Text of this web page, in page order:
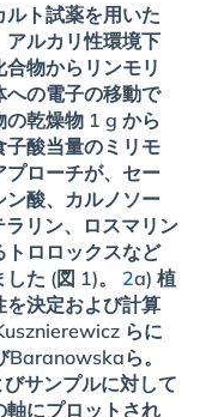
ト試薬を用いた
ルカリ性環境下
物からリンモリ
への電子の移動で
乾燥物 1 g から
酸当量のミリモ
プローチが、セー
ン酸、カルノソー
リン、ロスマリン
トロロックスなど
た (図 1)。 2a) 植
決定および計算
らに
Baranowskaら。
サンプルに対して
にプロットされ